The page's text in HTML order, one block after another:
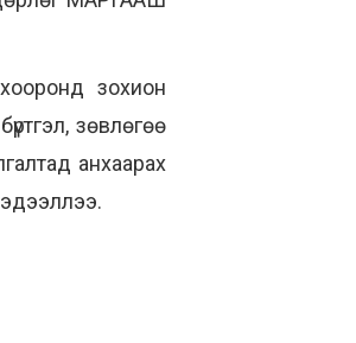
зохион
зөвлөгөө
анхаарах